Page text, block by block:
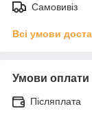
Самовивіз
Всі умови
Умови оплати
Післяплата